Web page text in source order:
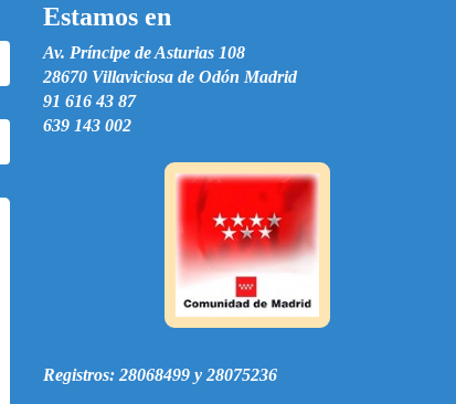
Estamos en
Av. Príncipe de Asturias 108
28670 Villaviciosa de Odón Madrid
91 616 43 87
639 143 002
Registros: 28068499 y 28075236